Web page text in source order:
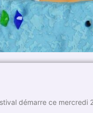
démarre ce mercredi